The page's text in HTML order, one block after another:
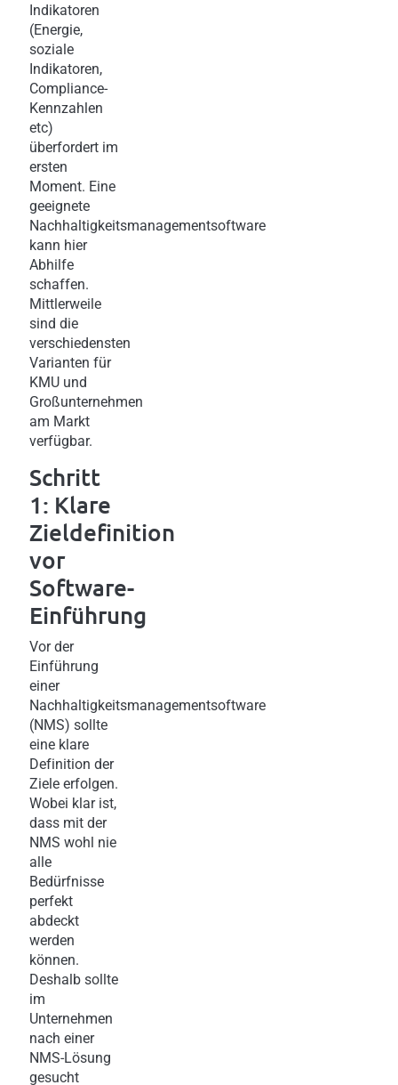
Indikatoren
(Energie,
soziale
Indikatoren,
Compliance-
Kennzahlen
etc)
überfordert im
ersten
Moment. Eine
geeignete
Nachhaltigkeitsmanagementsoftware
kann hier
Abhilfe
schaffen.
Mittlerweile
sind die
verschiedensten
Varianten für
KMU und
Großunternehmen
am Markt
verfügbar.
Schritt
1: Klare
Zieldefinition
vor
Software-
Einführung
Vor der
Einführung
einer
Nachhaltigkeitsmanagementsoftware
(NMS) sollte
eine klare
Definition der
Ziele erfolgen.
Wobei klar ist,
dass mit der
NMS wohl nie
alle
Bedürfnisse
perfekt
abdeckt
werden
können.
Deshalb sollte
im
Unternehmen
nach einer
NMS-Lösung
gesucht